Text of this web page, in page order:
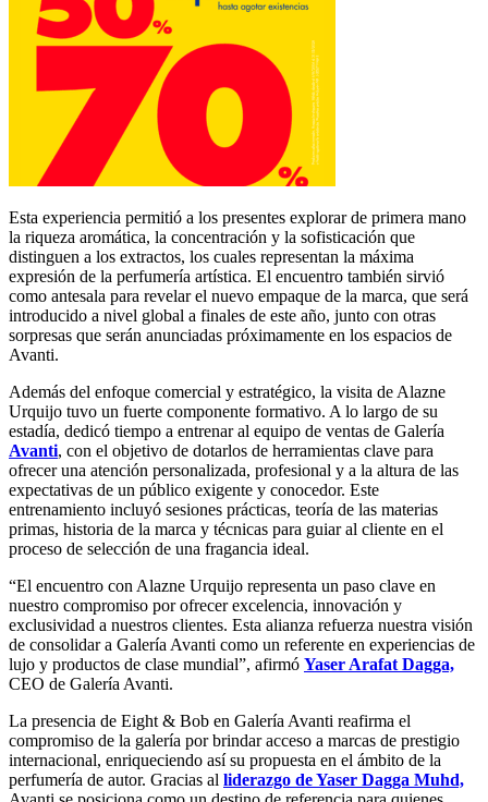
Esta experiencia permitió a los presentes explorar de primera mano
la riqueza aromática, la concentración y la sofisticación que
distinguen a los extractos, los cuales representan la máxima
expresión de la perfumería artística. El encuentro también sirvió
como antesala para revelar el nuevo empaque de la marca, que será
introducido a nivel global a finales de este año, junto con otras
sorpresas que serán anunciadas próximamente en los espacios de
Avanti.
Además del enfoque comercial y estratégico, la visita de Alazne
Urquijo tuvo un fuerte componente formativo. A lo largo de su
estadía, dedicó tiempo a entrenar al equipo de ventas de Galería
Avanti, con el objetivo de dotarlos de herramientas clave para
ofrecer una atención personalizada, profesional y a la altura de las
expectativas de un público exigente y conocedor. Este
entrenamiento incluyó sesiones prácticas, teoría de las materias
primas, historia de la marca y técnicas para guiar al cliente en el
proceso de selección de una fragancia ideal.
“El encuentro con Alazne Urquijo representa un paso clave en
nuestro compromiso por ofrecer excelencia, innovación y
exclusividad a nuestros clientes. Esta alianza refuerza nuestra visión
de consolidar a Galería Avanti como un referente en experiencias de
lujo y productos de clase mundial”, afirmó Yaser Arafat Dagga,
CEO de Galería Avanti.
La presencia de Eight & Bob en Galería Avanti reafirma el
compromiso de la galería por brindar acceso a marcas de prestigio
internacional, enriqueciendo así su propuesta en el ámbito de la
perfumería de autor. Gracias al liderazgo de Yaser Dagga Muhd,